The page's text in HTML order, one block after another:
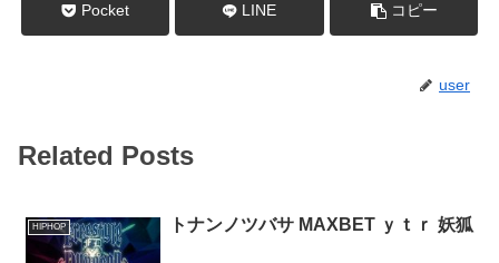
Pocket LINE コピー
user
Related Posts
HIPHOP トナンノツバサ MAXBET ｙｔｒ 妖狐